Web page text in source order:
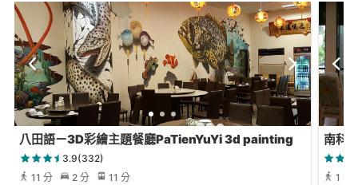
八田語ㄧ3D彩繪主題餐廳PaTienYuYi 3d painting
Restaurant
3.9(332)
11 分
2 分 11 分
南科
1 分